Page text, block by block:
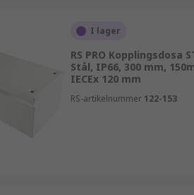
I lager
RS PRO Kopplingsdosa
Stål, IP66, 300 mm,
IECEx 120 mm
RS-artikelnummer 122-153